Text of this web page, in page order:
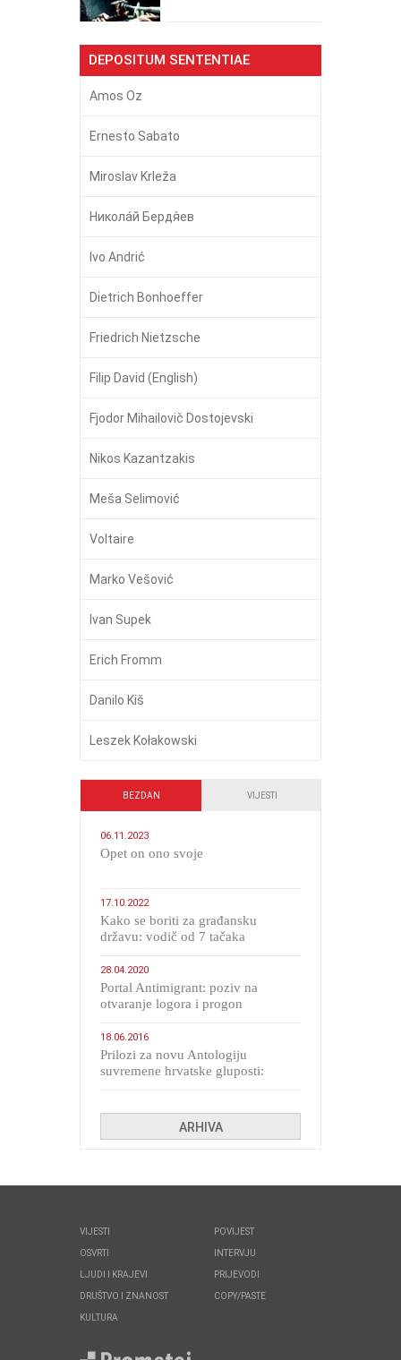
DEPOSITUM SENTENTIAE
Amos Oz
Ernesto Sabato
Miroslav Krleža
Никола́й Бердя́ев
Ivo Andrić
Dietrich Bonhoeffer
Friedrich Nietzsche
Filip David (English)
Fjodor Mihailovič Dostojevski
Nikos Kazantzakis
Meša Selimović
Voltaire
Marko Vešović
Ivan Supek
Erich Fromm
Danilo Kiš
Leszek Kołakowski
BEZDAN VIJESTI
06.11.2023
​Opet on ono svoje
17.10.2022
Kako se boriti za građansku
državu: vodič od 7 tačaka
28.04.2020
Portal Antimigrant: poziv na
otvaranje logora i progon
18.06.2016
Prilozi za novu Antologiju
suvremene hrvatske gluposti:
ARHIVA
VIJESTI
OSVRTI
LJUDI I KRAJEVI
DRUŠTVO I ZNANOST
KULTURA
POVIJEST
INTERVJU
PRIJEVODI
COPY/PASTE